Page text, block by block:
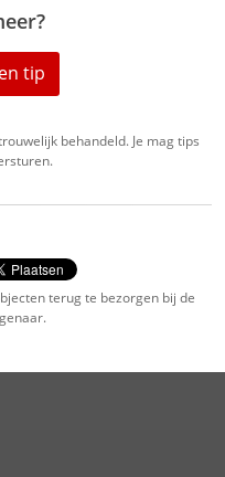
tip
behandeld. Je mag tips
terug te bezorgen bij de